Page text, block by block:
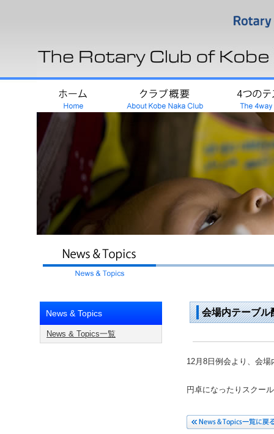
会場内テーブル
12月8日例会より、会
円卓になったりスクー
News & Topics
News & Topics一覧